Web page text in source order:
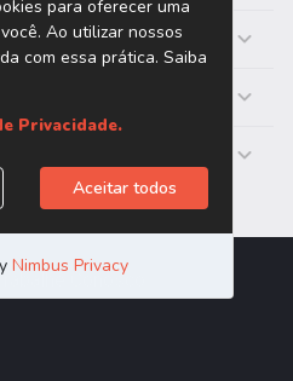
Trabalhe Conosco